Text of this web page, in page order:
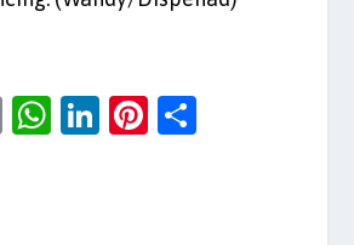
E
W Li
Pi